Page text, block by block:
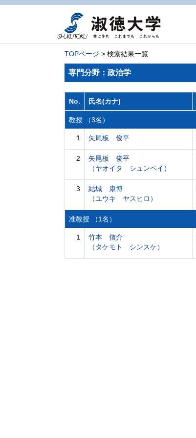
TOPページ > 検索結果一覧
専門分野：政治学
No. 氏名(カナ)
教授 （3名）
1 矢尾板 俊平
2
矢尾板 俊平
（ヤオイタ シュンペイ）
3
結城 康博
（ユウキ ヤスヒロ）
准教授 （1名）
1
竹本 信介
（タケモト シンスケ）